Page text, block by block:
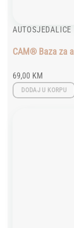
AUTOSJEDALICE
CAM® Baza za
69,00 KM
DODAJ U KORPU